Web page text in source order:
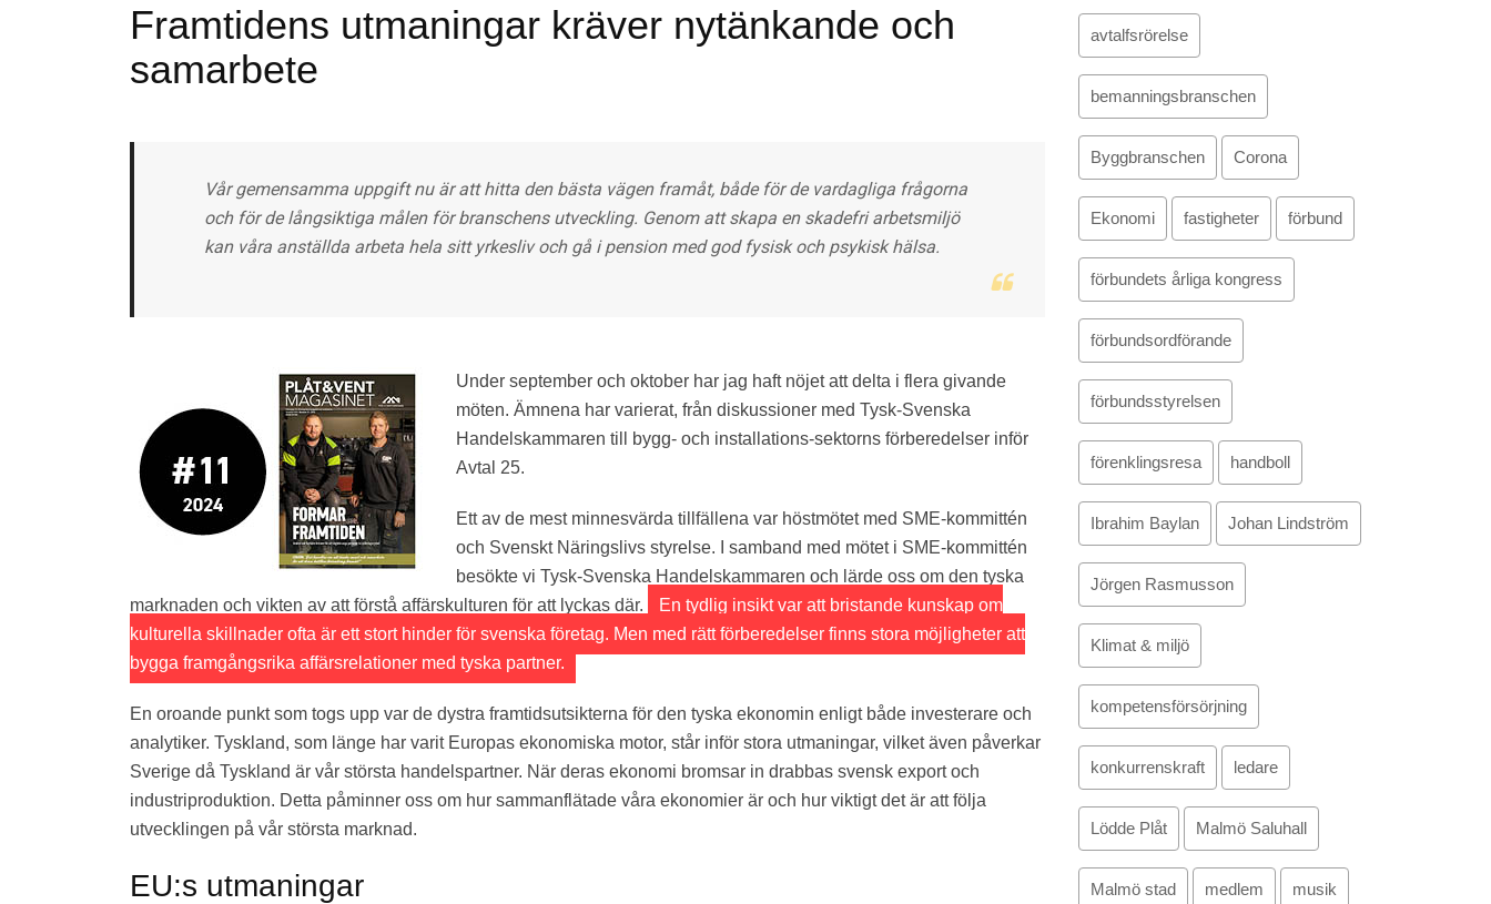
Framtidens utmaningar kräver nytänkande och
samarbete
Vår gemensamma uppgift nu är att hitta den bästa vägen framåt, både för de vardagliga frågorna
och för de långsiktiga målen för branschens utveckling. Genom att skapa en skadefri arbetsmiljö
kan våra anställda arbeta hela sitt yrkesliv och gå i pension med god fysisk och psykisk hälsa.
Under september och oktober har jag haft nöjet att delta i flera givande
möten. Ämnena har varierat, från diskussioner med Tysk-Svenska
Handelskammaren till bygg- och installations-sektorns förberedelser inför
Avtal 25.
Ett av de mest minnesvärda tillfällena var höstmötet med SME-kommittén
och Svenskt Näringslivs styrelse. I samband med mötet i SME-kommittén
besökte vi Tysk-Svenska Handelskammaren och lärde oss om den tyska
marknaden och vikten av att förstå affärskulturen för att lyckas där.
En tydlig insikt var att bristande kunskap om
kulturella skillnader ofta är ett stort hinder för svenska företag. Men med rätt förberedelser finns stora möjligheter att
bygga framgångsrika affärsrelationer med tyska partner.
En oroande punkt som togs upp var de dystra framtidsutsikterna för den tyska ekonomin enligt både investerare och
analytiker. Tyskland, som länge har varit Europas ekonomiska motor, står inför stora utmaningar, vilket även påverkar
Sverige då Tyskland är vår största handelspartner. När deras ekonomi bromsar in drabbas svensk export och
industriproduktion. Detta påminner oss om hur sammanflätade våra ekonomier är och hur viktigt det är att följa
utvecklingen på vår största marknad.
EU:s utmaningar
avtalfsrörelse
bemanningsbranschen
Byggbranschen Corona
Ekonomi fastigheter förbund
förbundets årliga kongress
förbundsordförande
förbundsstyrelsen
förenklingsresa handboll
Ibrahim Baylan Johan Lindström
Jörgen Rasmusson
Klimat & miljö
kompetensförsörjning
konkurrenskraft ledare
Lödde Plåt Malmö Saluhall
Malmö stad medlem musik